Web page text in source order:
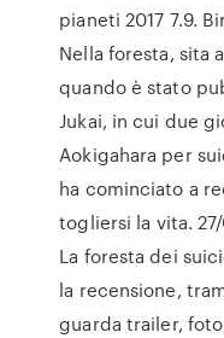
pianeti 2017 7.9.
Nella foresta, sita
quando è stato
Jukai, in cui due
Aokigahara per
ha cominciato a
togliersi la vita.
La foresta dei
la recensione,
guarda trailer,